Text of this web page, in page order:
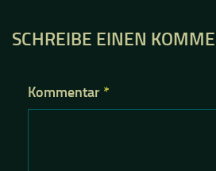
SCHREIBE EINEN
Kommentar *